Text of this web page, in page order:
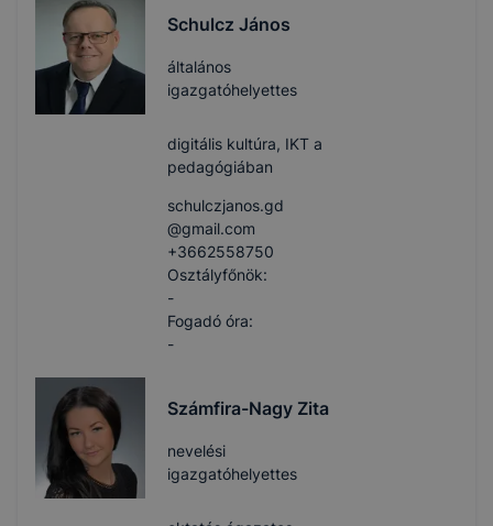
Schulcz János
általános
igazgatóhelyettes
digitális kultúra, IKT a
pedagógiában
schulczjanos.gd​
@gmail.com
+3662558750
Osztályfőnök:
-
Fogadó óra:
-
Számfira-Nagy Zita
nevelési
igazgatóhelyettes